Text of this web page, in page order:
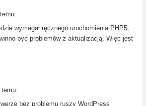
wymagał ręcznego uruchomienia PHP5,
być problemów z aktualizacją. Więc jest
bez problemu ruszy WordPress